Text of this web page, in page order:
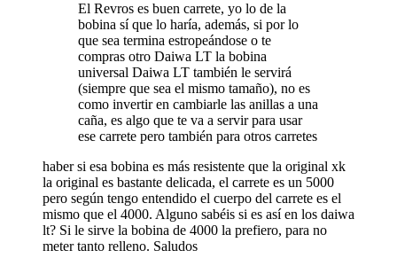
El Revros es buen carrete, yo lo de la
bobina sí que lo haría, además, si por lo
que sea termina estropeándose o te
compras otro Daiwa LT la bobina
universal Daiwa LT también le servirá
(siempre que sea el mismo tamaño), no es
como invertir en cambiarle las anillas a una
caña, es algo que te va a servir para usar
ese carrete pero también para otros carretes
haber si esa bobina es más resistente que la original xk
la original es bastante delicada, el carrete es un 5000
pero según tengo entendido el cuerpo del carrete es el
mismo que el 4000. Alguno sabéis si es así en los daiwa
lt? Si le sirve la bobina de 4000 la prefiero, para no
meter tanto relleno. Saludos